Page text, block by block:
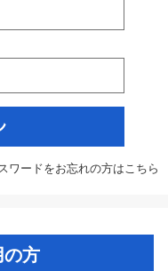
ワードをお忘れの方はこちら
の方